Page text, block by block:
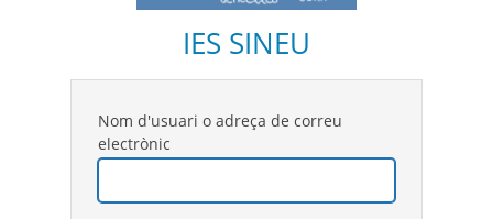
IES SINEU
Nom d'usuari o adreça de correu
electrònic